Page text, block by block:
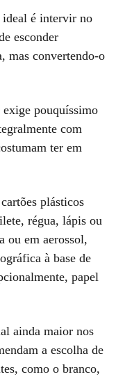
ideal é intervir no
esconder
mas convertendo-o
exige pouquíssimo
com
ter em
plásticos
régua, lápis ou
em aerossol,
à base de
papel
ainda maior nos
a escolha de
como o branco,